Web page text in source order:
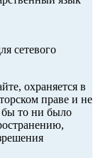
сетевого
охраняется в
праве и не
бы то ни было